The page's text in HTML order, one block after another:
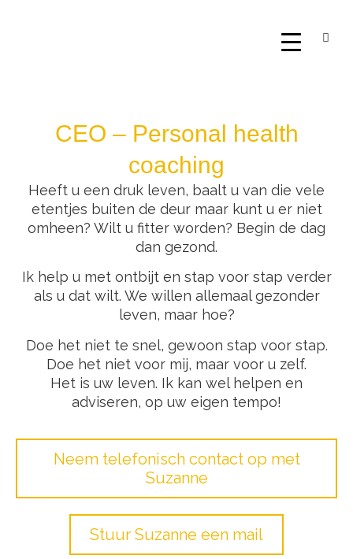
CEO – Personal health
coaching
Heeft u een druk leven, baalt u van die vele
etentjes buiten de deur maar kunt u er niet
omheen? Wilt u fitter worden? Begin de dag
dan gezond.
Ik help u met ontbijt en stap voor stap verder
als u dat wilt. We willen allemaal gezonder
leven, maar hoe?
Doe het niet te snel, gewoon stap voor stap.
Doe het niet voor mij, maar voor u zelf.
Het is uw leven. Ik kan wel helpen en
adviseren, op uw eigen tempo!
Neem telefonisch contact op met
Suzanne
Stuur Suzanne een mail